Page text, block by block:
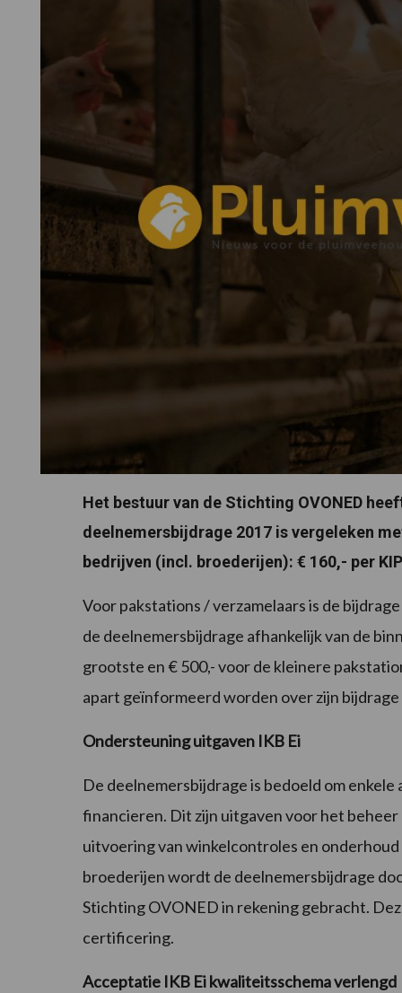
Het bestuur van de Stichting OVONED
deelnemersbijdrage 2017 is vergeleken
bedrijven (incl. broederijen): € 160,- per
Voor pakstations / verzamelaars is de
de deelnemersbijdrage afhankelijk van de
grootste en € 500,- voor de kleinere
apart geïnformeerd worden over zijn bijdrage
Ondersteuning uitgaven IKB Ei
De deelnemersbijdrage is bedoeld om
financieren. Dit zijn uitgaven voor het
uitvoering van winkelcontroles en
broederijen wordt de deelnemersbijdrage
Stichting OVONED in rekening gebracht.
certificering.
Acceptatie IKB Ei kwaliteitsschema verlengd